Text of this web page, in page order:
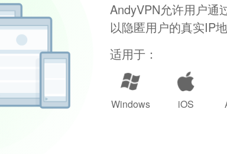
AndyVPN允许用户通
以隐匿用户的真实IP
适用于：
Windows iOS